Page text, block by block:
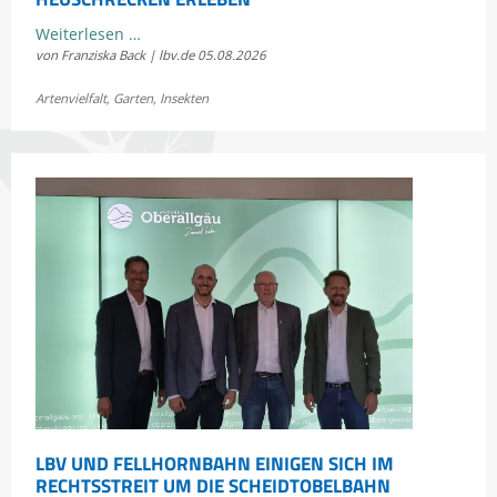
Weiterlesen …
Sommerkonzert:
Bayerns
von Franziska Back | lbv.de 05.08.2026
Artenvielfalt, Garten, Insekten
LBV UND FELLHORNBAHN EINIGEN SICH IM
RECHTSSTREIT UM DIE SCHEIDTOBELBAHN